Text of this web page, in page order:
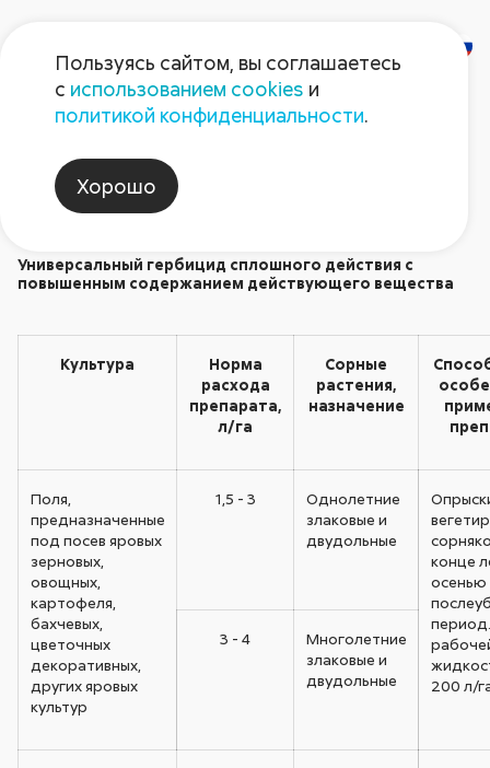
Торнадо 500
Универсальный гербицид сплошного действия с
повышенным содержанием действующего вещества
Культура
Норма
расхода
препарата,
л/га
Сорные
растения,
назначение
Поля,
предназначенные
под посев яровых
зерновых,
овощных,
картофеля,
бахчевых,
цветочных
декоративных,
других яровых
культур
1,5 - 3
Однолетние
злаковые и
двудольные
конце
осенью
200 л/
3 - 4
Многолетние
злаковые и
двудольные
Пользуясь сайтом, вы соглашаетесь
с использованием cookies и
политикой конфиденциальности.
Хорошо